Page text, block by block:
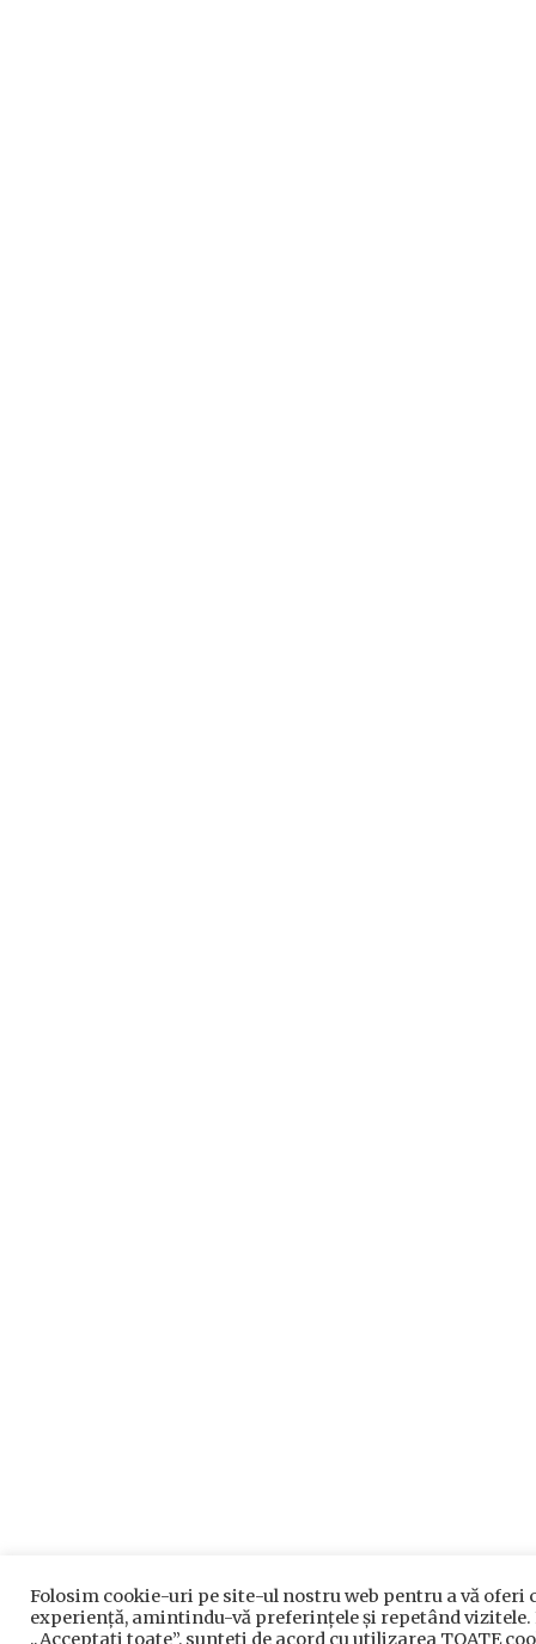
Folosim cookie-uri pe site-ul nostru web pentru a vă oferi
experiență, amintindu-vă preferințele și repetând vizitele.
„Acceptați toate”, sunteți de acord cu utilizarea TOATE